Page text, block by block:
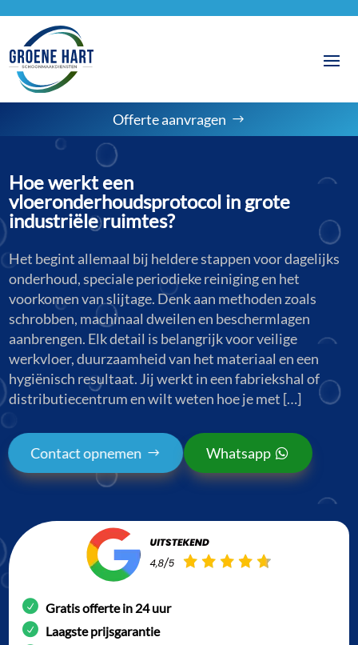
Offerte aanvragen
Hoe werkt een
vloeronderhoudsprotocol in grote
industriële ruimtes?
Het begint allemaal bij heldere stappen voor dagelijks
onderhoud, speciale periodieke reiniging en het
voorkomen van slijtage. Denk aan methoden zoals
schrobben, machinaal dweilen en beschermlagen
aanbrengen. Elk detail is belangrijk voor veilige
werkvloer, duurzaamheid van het materiaal en een
hygiënisch resultaat. Jij werkt in een fabriekshal of
distributiecentrum en wilt weten hoe je met […]
Contact opnemen Whatsapp
Gratis offerte in 24 uur
Laagste prijsgarantie